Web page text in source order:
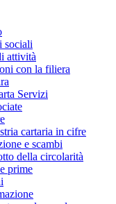
sociali
attività
con la filiera
Servizi
cartaria in cifre
e scambi
della circolarità
prime